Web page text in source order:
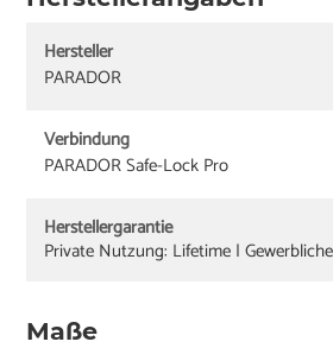
Hersteller
PARADOR
Verbindung
PARADOR Safe-Lock Pro
Herstellergarantie
Private Nutzung: Lifetime |
Maße